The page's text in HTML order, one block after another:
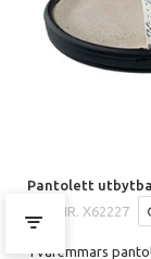
Pantolett
ART.NR. X62227
Tvåremmars